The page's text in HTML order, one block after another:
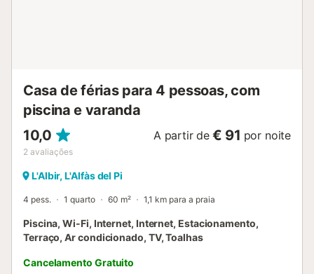
Casa de férias para 4 pessoas, com
piscina e varanda
10,0
2 avaliações
A partir de € 91 por noite
L'Albir, L'Alfàs del Pi
4 pess. 1 quarto 60 m² 1,1 km para a praia
Piscina, Wi-Fi, Internet, Internet, Estacionamento,
Terraço, Ar condicionado, TV, Toalhas
Cancelamento Gratuito